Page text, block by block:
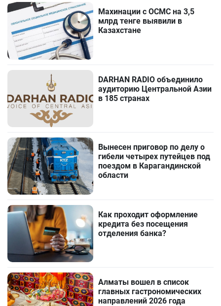
Махинации с ОСМС на 3,5
млрд тенге выявили в
Казахстане
DARHAN RADIO объединило
аудиторию Центральной Азии
в 185 странах
Вынесен приговор по делу о
гибели четырех путейцев под
поездом в Карагандинской
области
Как проходит оформление
кредита без посещения
отделения банка?
Алматы вошел в список
главных гастрономических
направлений 2026 года